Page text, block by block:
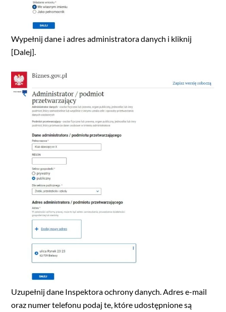
Wypełnij dane i adres administratora danych i kliknij
[Dalej].
Uzupełnij dane Inspektora ochrony danych. Adres e-mail
oraz numer telefonu podaj te, które udostępnione są